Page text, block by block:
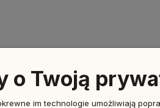
o Twoją
im technologie umożliwiają